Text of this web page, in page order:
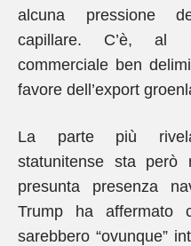
alcuna pressione
capillare. C’è, al
commerciale ben
favore dell’export
La parte più
statunitense sta però
presunta presenza
Trump ha affermato
sarebbero “ovunque”